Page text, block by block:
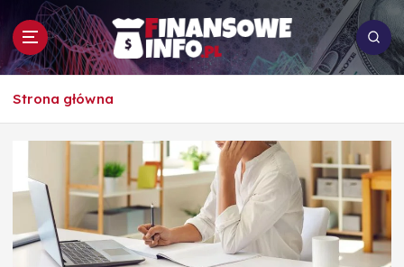
p
To i owo o rachunkowości, pracy, biznesie i
Strona główna